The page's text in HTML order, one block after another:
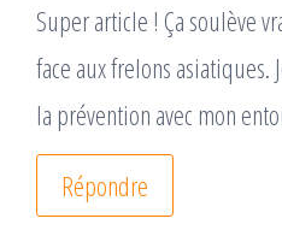
Super article ! Ça soulève
face aux frelons asiatiques.
la prévention avec mon
Répondre